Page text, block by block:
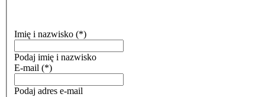
Imię i nazwisko (*)
Podaj imię i nazwisko
E-mail (*)
Podaj adres e-mail